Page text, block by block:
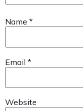
Name *
Email *
Website